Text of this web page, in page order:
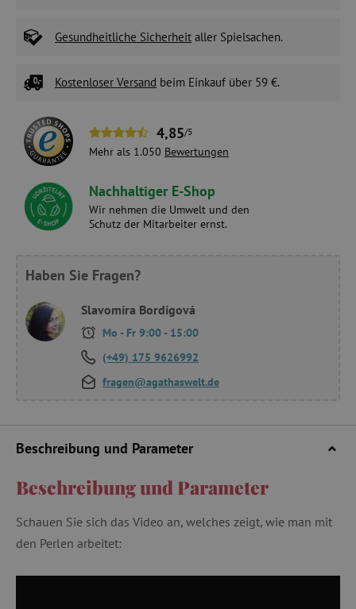
Gesundheitliche Sicherheit aller Spielsachen.
Kostenloser Versand beim Einkauf über 59 €.
4,85/5
Mehr als 1.050 Bewertungen
Nachhaltiger E-Shop
Wir nehmen die Umwelt und den
Schutz der Mitarbeiter ernst.
Haben Sie Fragen?
Slavomíra Bordigová
Mo - Fr 9:00 - 15:00
(+49) 175 9626992
fragen@agathaswelt.de
Beschreibung und Parameter
Beschreibung und Parameter
Schauen Sie sich das Video an, welches zeigt, wie man mit
den Perlen arbeitet: